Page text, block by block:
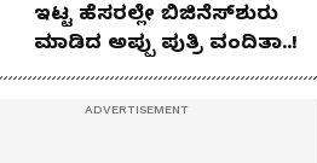
ಇಟ್ಟ ಹೆಸರಲ್ಲೇ ಬಿಜಿನೆಸ್​ಶುರು
ಮಾಡಿದ ಅಪ್ಪು ಪುತ್ರಿ ವಂದಿತಾ..!